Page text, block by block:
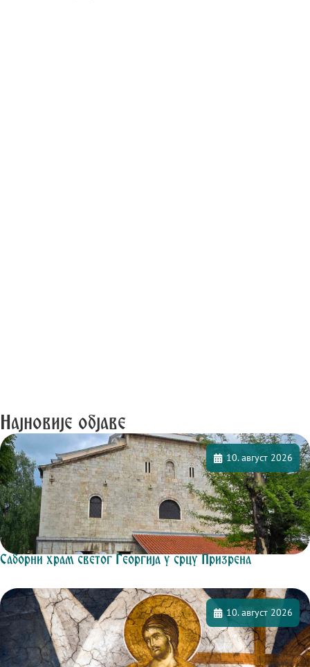
Најновије објаве
Саборни храм светог Георгија у срцу Призрена
10. август 2026
10. август 2026